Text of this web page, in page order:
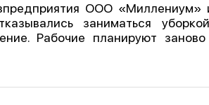
ООО «Миллениум»
заниматься
Рабочие планируют